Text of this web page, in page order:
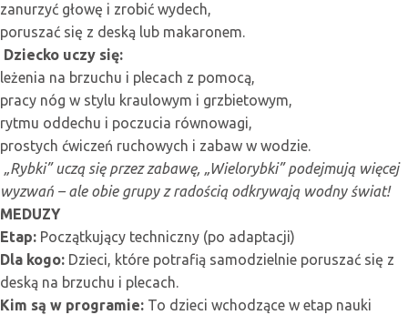
zanurzyć głowę i zrobić wydech,
poruszać się z deską lub makaronem.
Dziecko uczy się:
leżenia na brzuchu i plecach z pomocą,
pracy nóg w stylu kraulowym i grzbietowym,
rytmu oddechu i poczucia równowagi,
prostych ćwiczeń ruchowych i zabaw w wodzie.
„Rybki” uczą się przez zabawę, „Wielorybki” podejmują więcej
wyzwań – ale obie grupy z radością odkrywają wodny świat!
MEDUZY
Etap: Początkujący techniczny (po adaptacji)
Dla kogo: Dzieci, które potrafią samodzielnie poruszać się z
deską na brzuchu i plecach.
Kim są w programie: To dzieci wchodzące w etap nauki